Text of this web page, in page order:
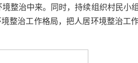
整治中来。同时，持续组织村民小
整治工作格局，把人居环境整治工作